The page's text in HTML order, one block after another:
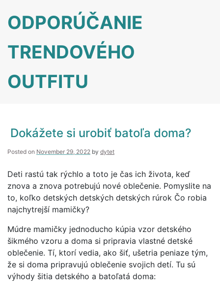
content
ODPORÚČANIE
TRENDOVÉHO
OUTFITU
Dokážete si urobiť batoľa doma?
Posted on November 29, 2022 by dytet
Deti rastú tak rýchlo a toto je čas ich života, keď
znova a znova potrebujú nové oblečenie. Pomyslite na
to, koľko detských detských detských rúrok Čo robia
najchytrejší mamičky?
Múdre mamičky jednoducho kúpia vzor detského
šikmého vzoru a doma si pripravia vlastné detské
oblečenie. Tí, ktorí vedia, ako šiť, ušetria peniaze tým,
že si doma pripravujú oblečenie svojich detí. Tu sú
výhody šitia detského a batoľatá doma: